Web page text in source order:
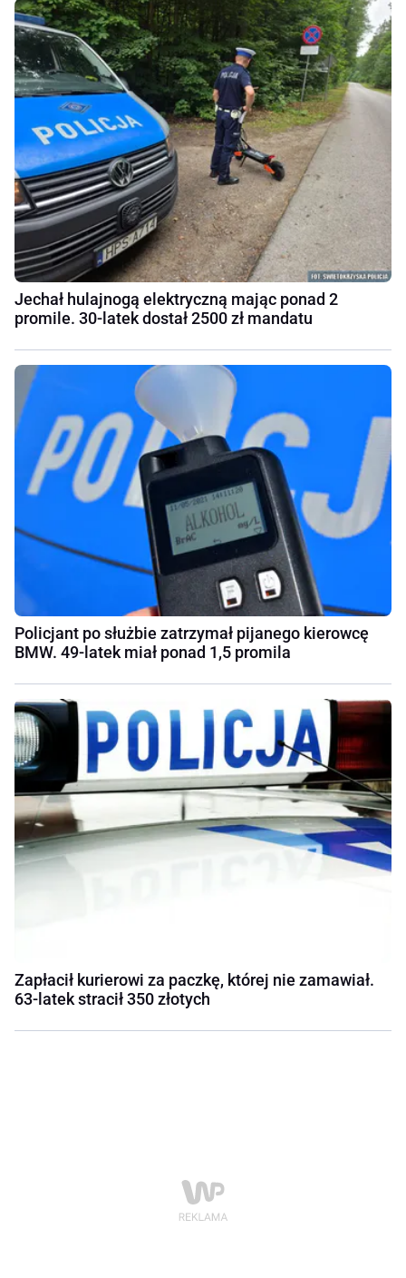
Jechał hulajnogą elektryczną mając ponad 2
promile. 30-latek dostał 2500 zł mandatu
Policjant po służbie zatrzymał pijanego kierowcę
BMW. 49-latek miał ponad 1,5 promila
Zapłacił kurierowi za paczkę, której nie zamawiał.
63-latek stracił 350 złotych